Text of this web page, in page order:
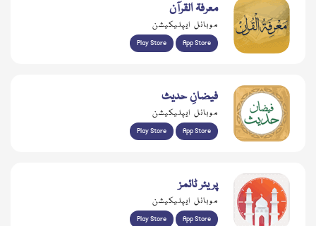
معرفۃ القرآن
موبائل ایپلیکیشن
Play Store App Store
فیضانِ حدیث
موبائل ایپلیکیشن
Play Store App Store
پریئر ٹائمز
موبائل ایپلیکیشن
Play Store App Store